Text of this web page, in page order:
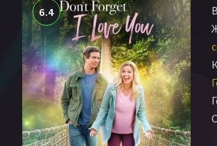
6.4